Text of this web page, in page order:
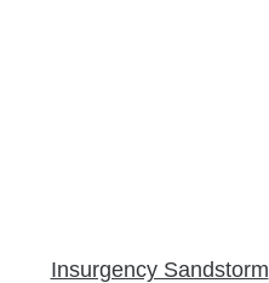
Insurgency Sandstorm